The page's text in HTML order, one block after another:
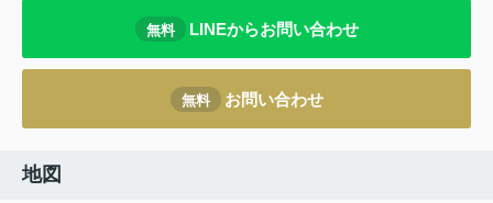
無料 LINEからお問い合わせ
無料 お問い合わせ
地図